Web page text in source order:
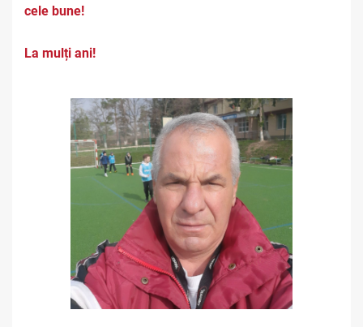
cele bune!
La mulți ani!